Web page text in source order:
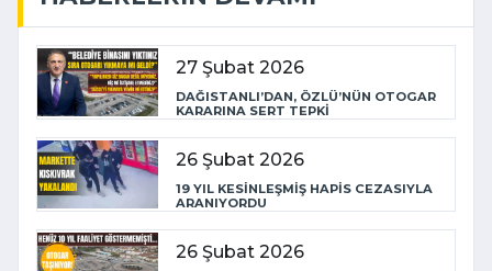
27 Şubat 2026
DAĞISTANLI’DAN, ÖZLÜ’NÜN OTOGAR
KARARINA SERT TEPKİ
26 Şubat 2026
19 YIL KESİNLEŞMİŞ HAPİS CEZASIYLA
ARANIYORDU
26 Şubat 2026